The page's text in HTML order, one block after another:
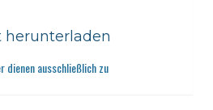
herunterladen
dienen ausschließlich zu